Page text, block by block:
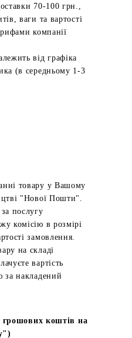
70-100 грн.,
ваги та вартості
компанії
від графіка
(в середньому 1-3
товару у Вашому
"Нової Пошти".
послугу
комісію в розмірі
замовлення.
на складі
вартість
за накладений
грошових коштів на